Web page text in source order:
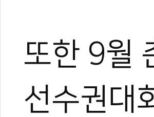
또한 9월
선수권대